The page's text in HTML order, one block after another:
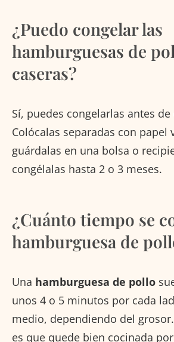
¿Puedo congelar las
hamburguesas de
caseras?
Sí, puedes congelarlas antes
Colócalas separadas con papel
guárdalas en una bolsa o
congélalas hasta 2 o 3 meses.
¿Cuánto tiempo se
hamburguesa de
Una hamburguesa de pollo
unos 4 o 5 minutos por cada
medio, dependiendo del
es que quede bien cocinada